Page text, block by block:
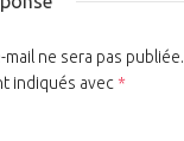
ne sera pas publiée.
indiqués avec *